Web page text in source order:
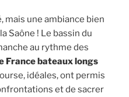
mais une ambiance bien
Saône ! Le bassin du
au rythme des
France bateaux longs
idéales, ont permis
et de sacrer